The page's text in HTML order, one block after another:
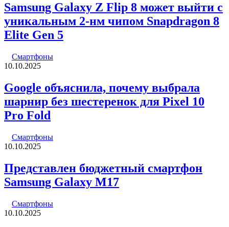
Samsung Galaxy Z Flip 8 может выйти с
уникальным 2-нм чипом Snapdragon 8
Elite Gen 5
Смартфоны
10.10.2025
Google объяснила, почему выбрала
шарнир без шестеренок для Pixel 10
Pro Fold
Смартфоны
10.10.2025
Представлен бюджетный смартфон
Samsung Galaxy M17
Смартфоны
10.10.2025